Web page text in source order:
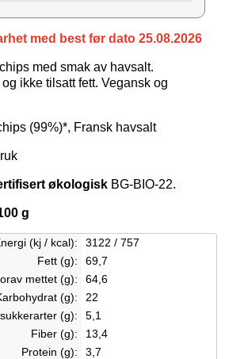
med best før dato 25.08.2026
med smak av havsalt.
ikke tilsatt fett. Vegansk og
(99%)*, Fransk havsalt
økologisk BG-BIO-22.
g
(kj / kcal):
3122 / 757
Fett (g):
69,7
mettet (g):
64,6
(g):
22
(g):
5,1
Fiber (g):
13,4
Protein (g):
3,7